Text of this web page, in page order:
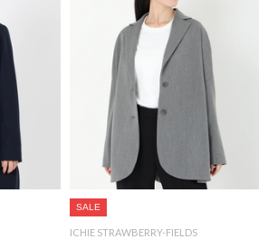
SALE
ICHIE STRAWBERRY-FIELDS